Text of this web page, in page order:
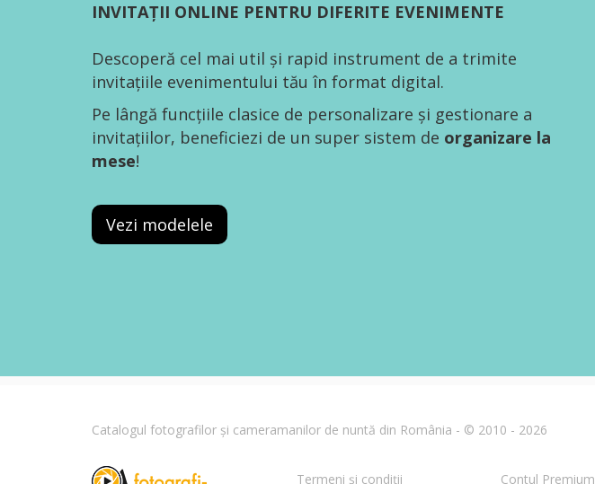
INVITAȚII ONLINE PENTRU DIFERITE EVENIMENTE
Descoperă cel mai util și rapid instrument de a trimite
invitațiile evenimentului tău în format digital.
Pe lângă funcțiile clasice de personalizare și gestionare a
invitațiilor, beneficiezi de un super sistem de organizare la
mese!
Vezi modelele
Catalogul fotografilor și cameramanilor de nuntă din România - © 2010 - 2026
Termeni și condiții Contul Premium